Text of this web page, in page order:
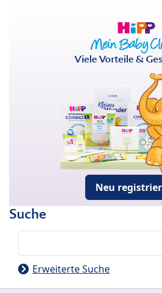
Viele Vorteile &
Neu
Suche
Erweiterte Suche